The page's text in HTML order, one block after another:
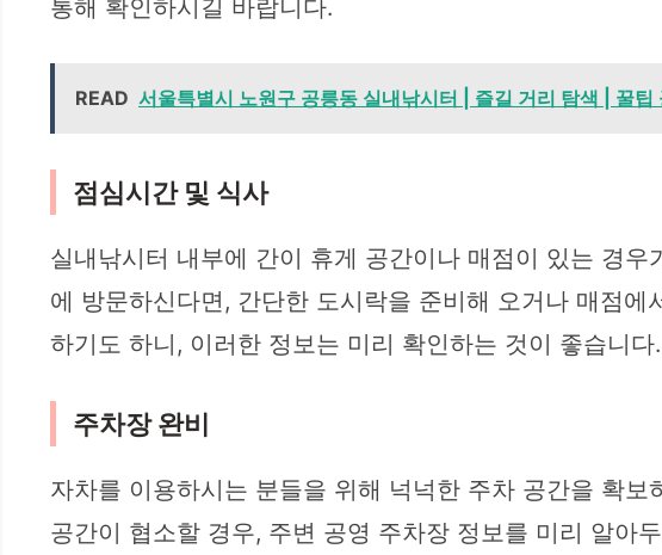
통해 확인하시길 바랍니다.
READ 서울특별시 노원구 공릉동 실내낚시터 | 즐길 거리 탐색 | 꿀팁
점심시간 및 식사
실내낚시터 내부에 간이 휴게 공간이나 매점이 있는 경
에 방문하신다면, 간단한 도시락을 준비해 오거나 매점
하기도 하니, 이러한 정보는 미리 확인하는 것이 좋습니다.
주차장 완비
자차를 이용하시는 분들을 위해 넉넉한 주차 공간을 확
공간이 협소할 경우, 주변 공영 주차장 정보를 미리 알아